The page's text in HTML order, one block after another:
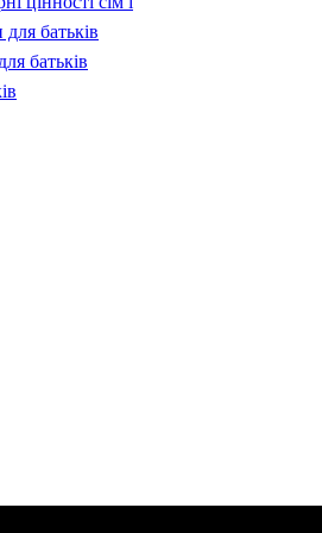
батьків
батьків